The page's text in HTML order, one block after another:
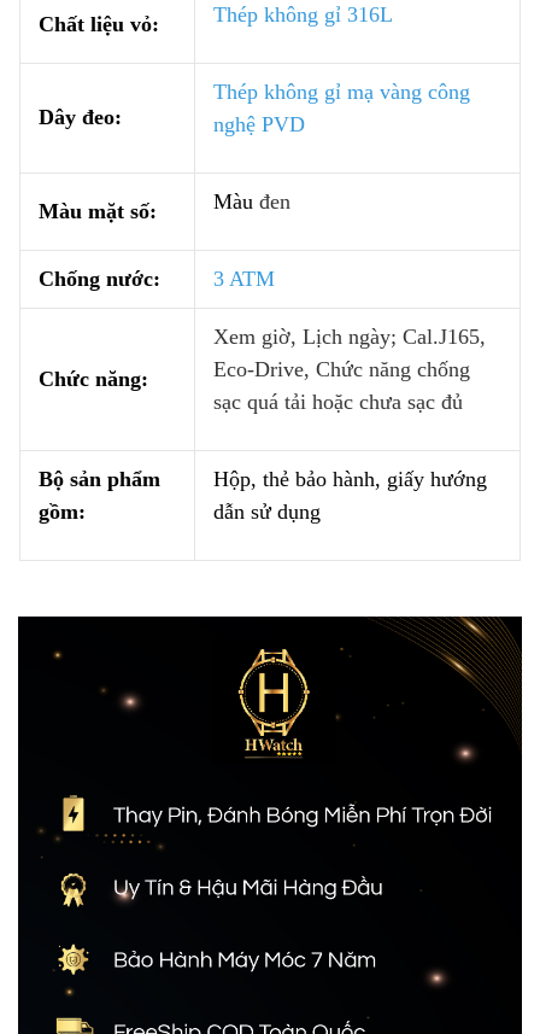
Chất liệu vỏ: Thép không gỉ 316L
Dây đeo:
Thép không gỉ mạ vàng công
nghệ PVD
Màu mặt số: Màu đen
Chống nước: 3 ATM
Chức năng:
Xem giờ, Lịch ngày; Cal.J165,
Eco-Drive, Chức năng chống
sạc quá tải hoặc chưa sạc đủ
Bộ sản phẩm
gồm:
Hộp, thẻ bảo hành, giấy hướng
dẫn sử dụng